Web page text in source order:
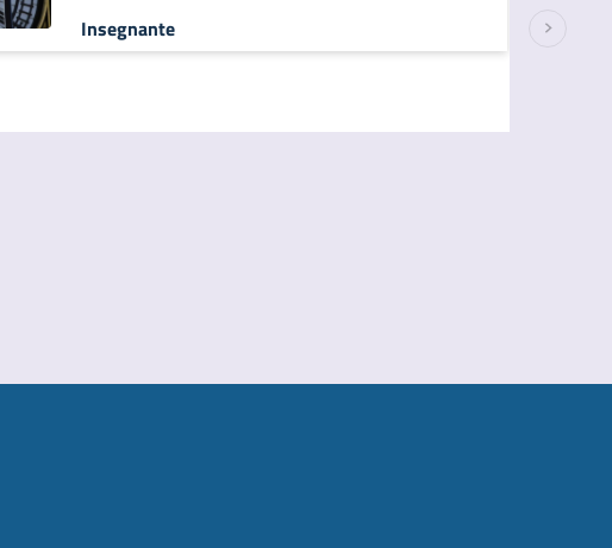
Insegnante